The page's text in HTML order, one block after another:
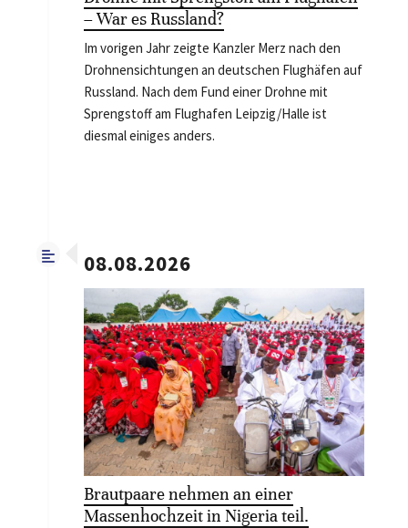
– War es Russland?
Im vorigen Jahr zeigte Kanzler Merz nach den
Drohnensichtungen an deutschen Flughäfen auf
Russland. Nach dem Fund einer Drohne mit
Sprengstoff am Flughafen Leipzig/Halle ist
diesmal einiges anders.
08.08.2026
Brautpaare nehmen an einer
Massenhochzeit in Nigeria teil.